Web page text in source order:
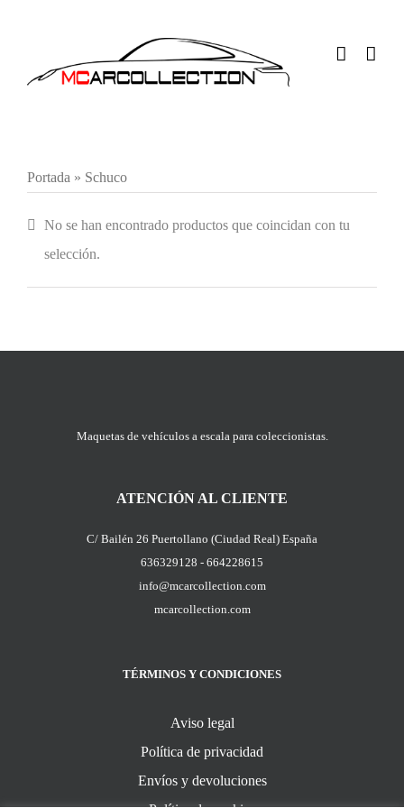
contenido
Portada » Schuco
No se han encontrado productos que coincidan con tu
selección.
Maquetas de vehículos a escala para coleccionistas.
ATENCIÓN AL CLIENTE
C/ Bailén 26 Puertollano (Ciudad Real) España
636329128 - 664228615
info@mcarcollection.com
mcarcollection.com
TÉRMINOS Y CONDICIONES
Aviso legal
Política de privacidad
Envíos y devoluciones